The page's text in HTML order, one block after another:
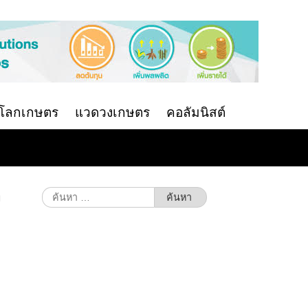
ลกเกษตร แวดวงเกษตร คอลัมนิสต์
ค้นหา
สำหรับ: